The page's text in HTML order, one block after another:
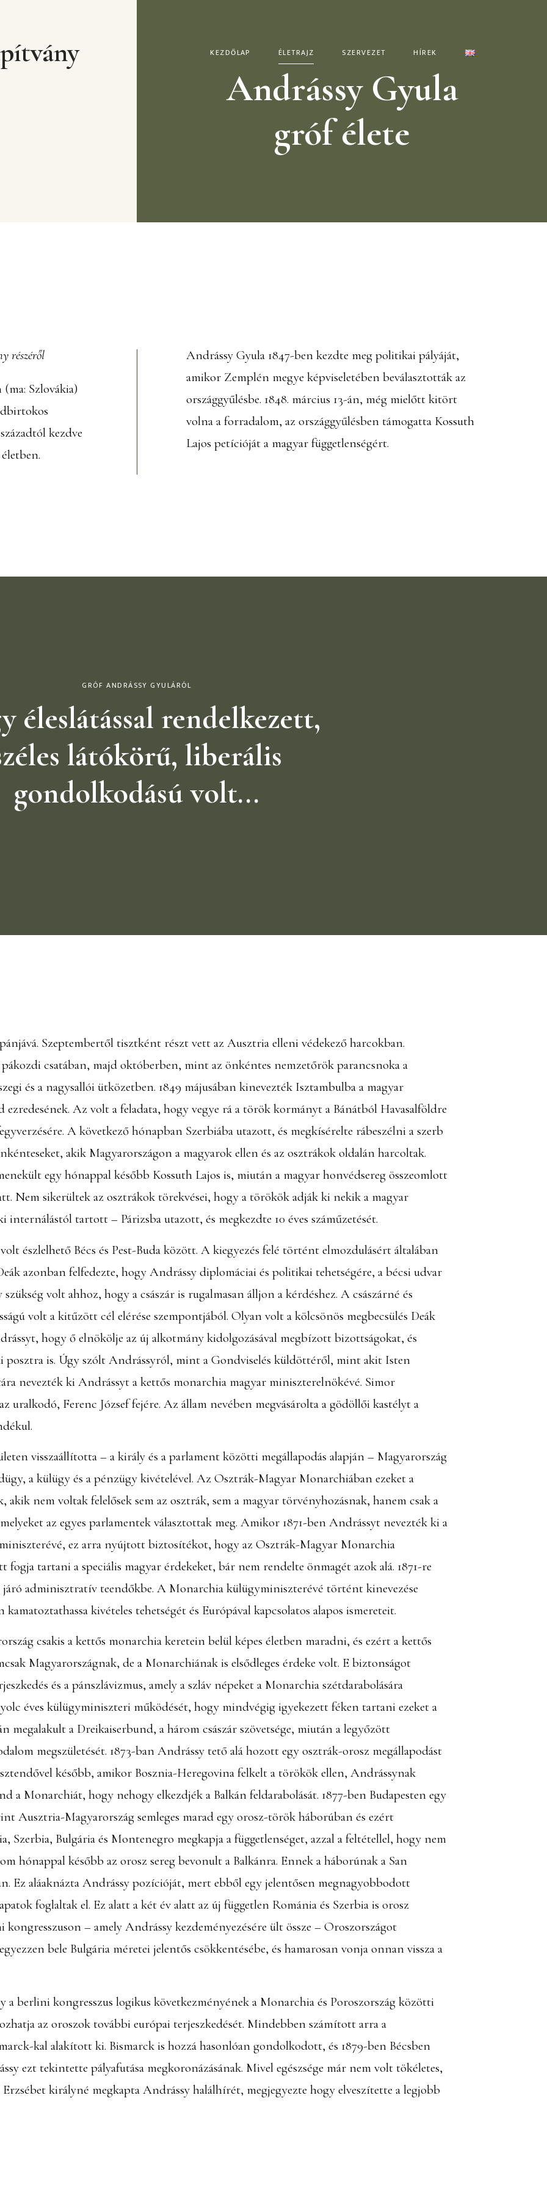
KEZDŐLAP ÉLETRAJZ SZERVEZET HÍREK
Andrássy Gyula
gróf élete
részéről
Szlovákia)
kezdve
Andrássy Gyula 1847-ben kezdte meg politikai pályáját,
amikor Zemplén megye képviseletében beválasztották az
országgyűlésbe. 1848. március 13-án, még mielőtt kitört
volna a forradalom, az országgyűlésben támogatta Kossuth
Lajos petícióját a magyar függetlenségért.
GRÓF ANDRÁSSY GYULÁRÓL
éleslátással rendelkezett,
látókörű, liberális
gondolkodású volt...
Szeptembertől tisztként részt vett az Ausztria elleni védekező harcokban.
csatában, majd októberben, mint az önkéntes nemzetőrök parancsnoka a
és a nagysallói ütközetben. 1849 májusában kinevezték Isztambulba a magyar
ezredesének. Az volt a feladata, hogy vegye rá a török kormányt a Bánátból Havasalföldre
A következő hónapban Szerbiába utazott, és megkísérelte rábeszélni a szerb
akik Magyarországon a magyarok ellen és az osztrákok oldalán harcoltak.
egy hónappal később Kossuth Lajos is, miután a magyar honvédsereg összeomlott
Nem sikerültek az osztrákok törekvései, hogy a törökök adják ki nekik a magyar
tartott – Párizsba utazott, és megkezdte 10 éves száműzetését.
észlelhető Bécs és Pest-Buda között. A kiegyezés felé történt elmozdulásért általában
azonban felfedezte, hogy Andrássy diplomáciai és politikai tehetségére, a bécsi udvar
volt ahhoz, hogy a császár is rugalmasan álljon a kérdéshez. A császárné és
volt a kitűzött cél elérése szempontjából. Olyan volt a kölcsönös megbecsülés Deák
hogy ő elnökölje az új alkotmány kidolgozásával megbízott bizottságokat, és
posztra is. Úgy szólt Andrássyról, mint a Gondviselés küldöttéről, mint akit Isten
nevezték ki Andrássyt a kettős monarchia magyar miniszterelnökévé. Simor
uralkodó, Ferenc József fejére. Az állam nevében megvásárolta a gödöllői kastélyt a
visszaállította – a király és a parlament közötti megállapodás alapján – Magyarország
a külügy és a pénzügy kivételével. Az Osztrák-Magyar Monarchiában ezeket a
nem voltak felelősek sem az osztrák, sem a magyar törvényhozásnak, hanem csak a
az egyes parlamentek választottak meg. Amikor 1871-ben Andrássyt nevezték ki a
ez arra nyújtott biztosítékot, hogy az Osztrák-Magyar Monarchia
tartani a speciális magyar érdekeket, bár nem rendelte önmagét azok alá. 1871-re
adminisztratív teendőkbe. A Monarchia külügyminiszterévé történt kinevezése
kivételes tehetségét és Európával kapcsolatos alapos ismereteit.
csakis a kettős monarchia keretein belül képes életben maradni, és ezért a kettős
Magyarországnak, de a Monarchiának is elsődleges érdeke volt. E biztonságot
és a pánszlávizmus, amely a szláv népeket a Monarchia szétdarabolására
éves külügyminiszteri működését, hogy mindvégig igyekezett féken tartani ezeket a
megalakult a Dreikaiserbund, a három császár szövetsége, miután a legyőzött
megszületését. 1873-ban Andrássy tető alá hozott egy osztrák-orosz megállapodást
később, amikor Bosznia-Heregovina felkelt a törökök ellen, Andrássynak
a Monarchiát, hogy nehogy elkezdjék a Balkán feldarabolását. 1877-ben Budapesten egy
Ausztria-Magyarország semleges marad egy orosz-török háborúban és ezért
Szerbia, Bulgária és Montenegro megkapja a függetlenséget, azzal a feltétellel, hogy nem
hónappal később az orosz sereg bevonult a Balkánra. Ennek a háborúnak a San
Ez aláaknázta Andrássy pozícióját, mert ebből egy jelentősen megnagyobbodott
foglaltak el. Ez alatt a két év alatt az új független Románia és Szerbia is orosz
– amely Andrássy kezdeményezésére ült össze – Oroszországot
bele Bulgária méretei jelentős csökkentésébe, és hamarosan vonja onnan vissza a
berlini kongresszus logikus következményének a Monarchia és Poroszország közötti
az oroszok további európai terjeszkedését. Mindebben számított arra a
kal alakított ki. Bismarck is hozzá hasonlóan gondolkodott, és 1879-ben Bécsben
ezt tekintette pályafutása megkoronázásának. Mivel egészsége már nem volt tökéletes,
királyné megkapta Andrássy halálhírét, megjegyezte hogy elveszítette a legjobb